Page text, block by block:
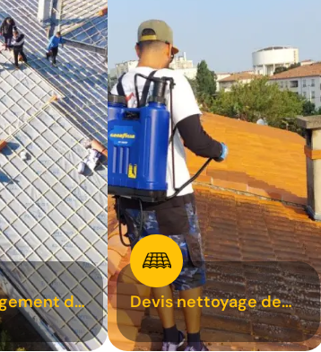
de
Devis nettoyage de
toiture 31